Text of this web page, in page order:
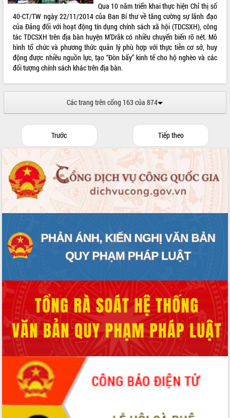
Qua 10 năm triển khai thực hiện Chỉ thị số
40-CT/TW ngày 22/11/2014 của Ban Bí thư về tăng cường sự lãnh đạo
của Đảng đối với hoạt động tín dụng chính sách xã hội (TDCSXH), công
tác TDCSXH trên địa bàn huyện M’Drắk có nhiều chuyển biến rõ nét. Mô
hình tổ chức và phương thức quản lý phù hợp với thực tiễn cơ sở, huy
động được nhiều nguồn lực, tạo “Đòn bẩy” kinh tế cho hộ nghèo và các
đối tượng chính sách khác trên địa bàn.
Các trang trên cổng 163 của 874
Trước Tiếp theo